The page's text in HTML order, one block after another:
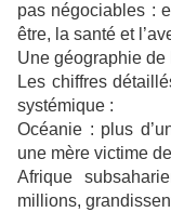
pas négociables :
être, la santé et
Une géographie de
Les chiffres
systémique :
Océanie : plus
une mère victime
Afrique
millions,